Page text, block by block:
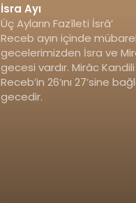
İsra Ayı
Üç Ayların Fazîleti İsrâ’
Receb ayın içinde
gecelerimizden İsra ve
gecesi vardır. Mirâc Kandili
Receb’in 26’ını 27’sine
gecedir.